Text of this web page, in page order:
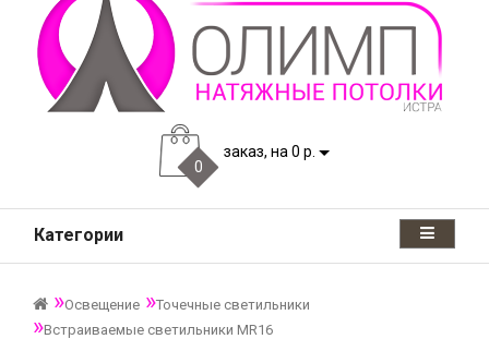
0
заказ, на 0 р.
Категории
Освещение
Точечные светильники
Встраиваемые светильники MR16